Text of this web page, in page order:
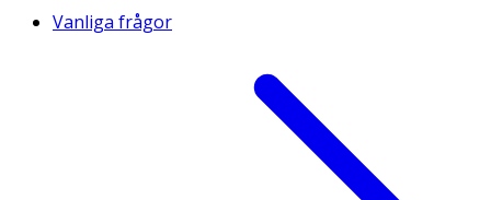
Vanliga frågor